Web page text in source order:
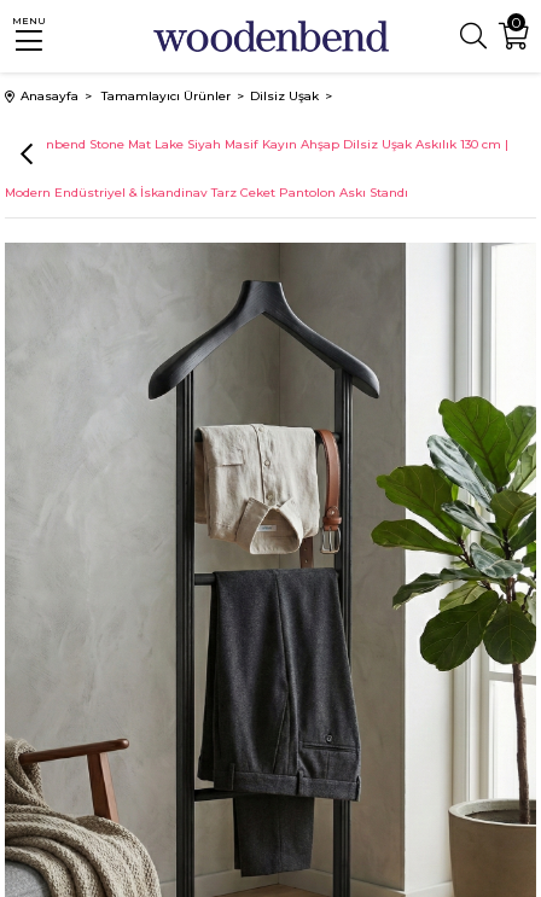
0
MENU
Anasayfa Tamamlayıcı Ürünler Dilsiz Uşak
Woodenbend Stone Mat Lake Siyah Masif Kayın Ahşap Dilsiz Uşak Askılık 130 cm |
Modern Endüstriyel & İskandinav Tarz Ceket Pantolon Askı Standı